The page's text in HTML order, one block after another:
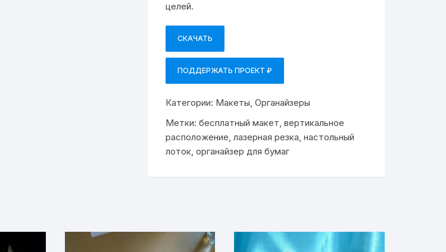
целей.
СКАЧАТЬ
ПОДДЕРЖАТЬ ПРОЕКТ ₽
Категории: Макеты,Органайзеры
Метки:бесплатный макет,вертикальное
расположение,лазерная резка,настольный
лоток,органайзер для бумаг